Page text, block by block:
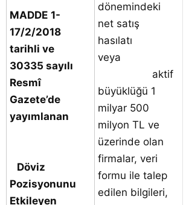
MADDE 1-
17/2/2018
tarihli ve
30335 sayılı
Resmî
Gazete’de
yayımlanan
Döviz
Pozisyonunu
Etkileyen
dönemindeki
net satış
hasılatı
veya
aktif
büyüklüğü 1
milyar 500
milyon TL ve
üzerinde olan
firmalar, veri
formu ile talep
edilen bilgileri,